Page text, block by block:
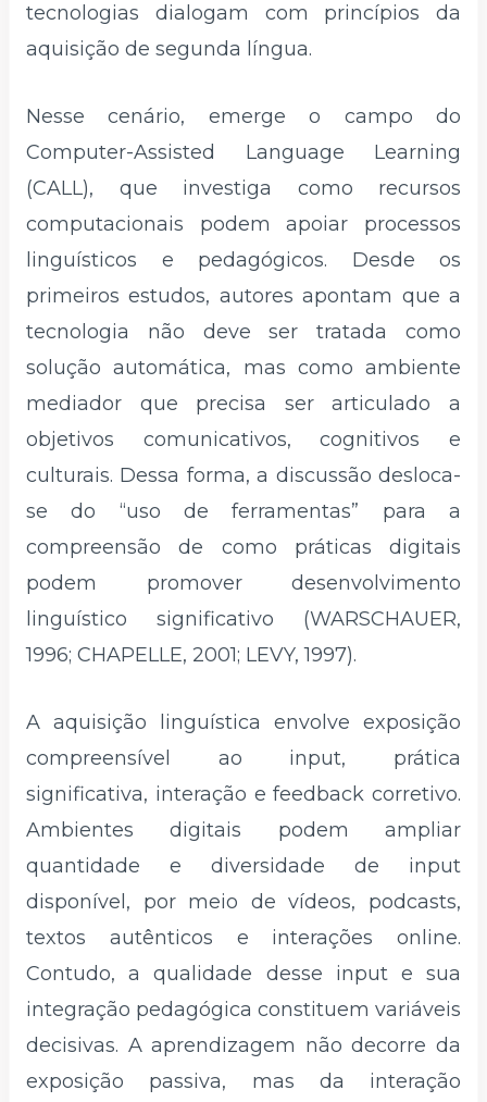
tecnologias dialogam com princípios da
aquisição de segunda língua.
Nesse cenário, emerge o campo do
Computer-Assisted Language Learning
(CALL), que investiga como recursos
computacionais podem apoiar processos
linguísticos e pedagógicos. Desde os
primeiros estudos, autores apontam que a
tecnologia não deve ser tratada como
solução automática, mas como ambiente
mediador que precisa ser articulado a
objetivos comunicativos, cognitivos e
culturais. Dessa forma, a discussão desloca-
se do “uso de ferramentas” para a
compreensão de como práticas digitais
podem promover desenvolvimento
linguístico significativo (WARSCHAUER,
1996; CHAPELLE, 2001; LEVY, 1997).
A aquisição linguística envolve exposição
compreensível ao input, prática
significativa, interação e feedback corretivo.
Ambientes digitais podem ampliar
quantidade e diversidade de input
disponível, por meio de vídeos, podcasts,
textos autênticos e interações online.
Contudo, a qualidade desse input e sua
integração pedagógica constituem variáveis
decisivas. A aprendizagem não decorre da
exposição passiva, mas da interação